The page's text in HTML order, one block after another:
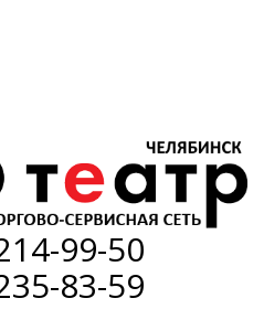
99-50
83-59